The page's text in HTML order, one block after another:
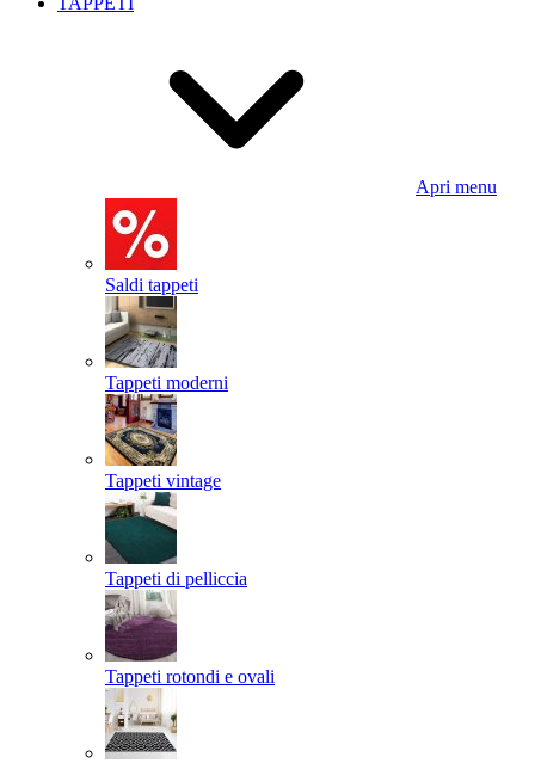
Apri menu
Saldi tappeti
Tappeti moderni
Tappeti vintage
Tappeti di pelliccia
Tappeti rotondi e ovali